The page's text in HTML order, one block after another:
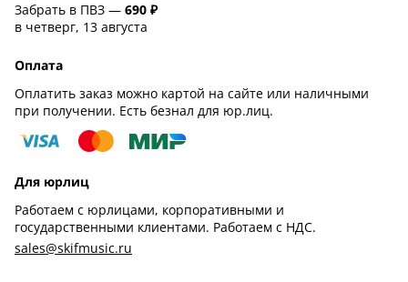
Забрать в ПВЗ — 690 ₽
в четверг, 13 августа
Оплата
Оплатить заказ можно картой на сайте или наличными
при получении. Есть безнал для юр.лиц.
Для юрлиц
Работаем с юрлицами, корпоративными и
государственными клиентами. Работаем с НДС.
sales@skifmusic.ru